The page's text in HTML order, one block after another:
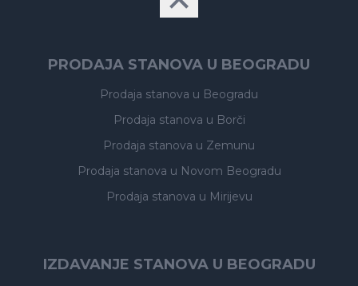
PRODAJA STANOVA U BEOGRADU
Prodaja stanova u Beogradu
Prodaja stanova u Borči
Prodaja stanova u Zemunu
Prodaja stanova u Novom Beogradu
Prodaja stanova u Mirijevu
IZDAVANJE STANOVA U BEOGRADU